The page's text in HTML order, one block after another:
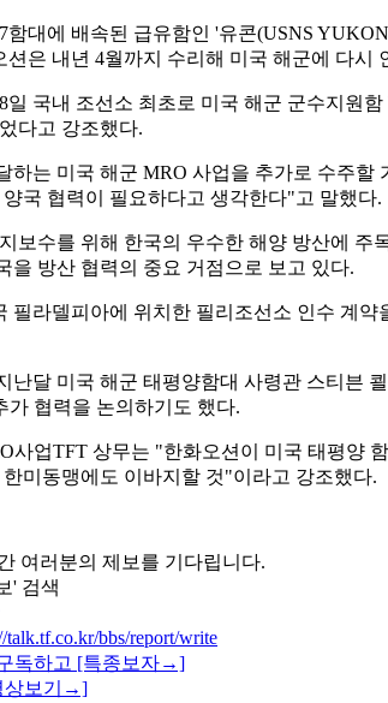
대에 배속된 급유함인 '유콘(USNS
션은 내년 4월까지 수리해 미국 해군에 다시
일 국내 조선소 최초로 미국 해군 군수지원
다고 강조했다.
하는 미국 해군 MRO 사업을 추가로 수주
국 협력이 필요하다고 생각한다"고 말했다.
보수를 위해 한국의 우수한 해양 방산에
을 방산 협력의 중요 거점으로 보고 있다.
필라델피아에 위치한 필리조선소 인수 계
난달 미국 해군 태평양함대 사령관 스티븐
가 협력을 논의하기도 했다.
사업TFT 상무는 "한화오션이 미국 태평양
미동맹에도 이바지할 것"이라고 강조했다.
여러분의 제보를 기다립니다.
' 검색
talk.tf.co.kr/bbs/report/write
독하고 [특종보자→]
상보기→]